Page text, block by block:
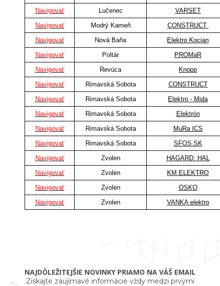
Navigovať
Lučenec
VARSET
Navigovať
Modrý Kameň
CONSTRUCT
Navigovať
Nová Baňa
Elektro Kocian
Navigovať
Poltár
PROMaR
Navigovať
Revúca
Knopp
Navigovať
Rimavská Sobota
CONSTRUCT
Navigovať
Rimavská Sobota
Elektro - Mida
Navigovať
Rimavská Sobota
Elektrón
Navigovať
Rimavská Sobota
MuRa ICS
Navigovať
Rimavská Sobota
SFOS.SK
Navigovať
Zvolen
HAGARD: HAL
Navigovať
Zvolen
KM ELEKTRO
Navigovať
Zvolen
OSKO
Navigovať
Zvolen VANKA elektro
NAJDÔLEŽITEJŠIE NOVINKY PRIAMO NA VÁŠ EMAIL
Získajte zaujímavé informácie vždy medzi prvými